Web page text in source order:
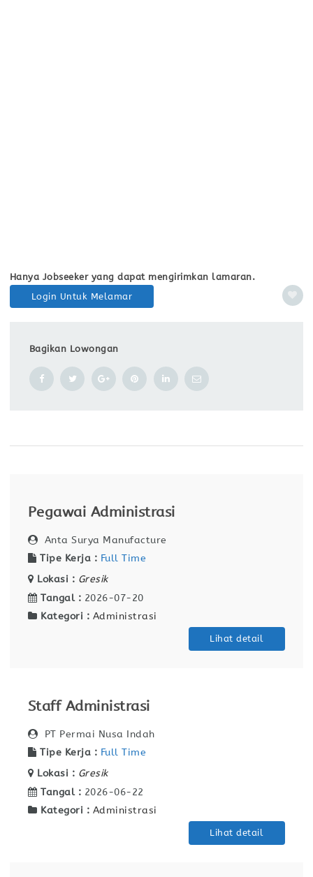
Hanya Jobseeker yang dapat mengirimkan lamaran.
Login Untuk Melamar
Bagikan Lowongan
Pegawai Administrasi
Anta Surya Manufacture
Tipe Kerja : Full Time
Lokasi : Gresik
Tangal : 2026-07-20
Kategori : Administrasi
Lihat detail
Staff Administrasi
PT Permai Nusa Indah
Tipe Kerja : Full Time
Lokasi : Gresik
Tangal : 2026-06-22
Kategori : Administrasi
Lihat detail